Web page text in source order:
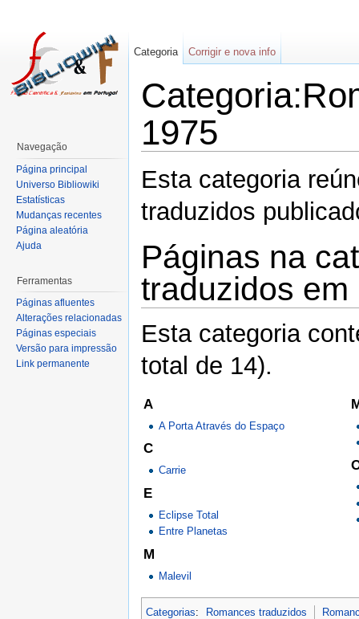
1975
Esta categoria
traduzidos
Páginas na
traduzidos em
Esta categoria
total de 14).
A
A Porta Através do Espaço
C
Carrie
E
Eclipse Total
Entre Planetas
M
Malevil
Categorias: Romances traduzidos
Categoria Corrigir e nova info
Navegação
Página principal
Universo Bibliowiki
Estatísticas
Mudanças recentes
Página aleatória
Ajuda
Ferramentas
Páginas afluentes
Alterações relacionadas
Páginas especiais
Versão para impressão
Link permanente